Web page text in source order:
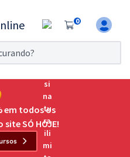
0
7 dias!
o Exame da
em todos os
SÓ HOJE!